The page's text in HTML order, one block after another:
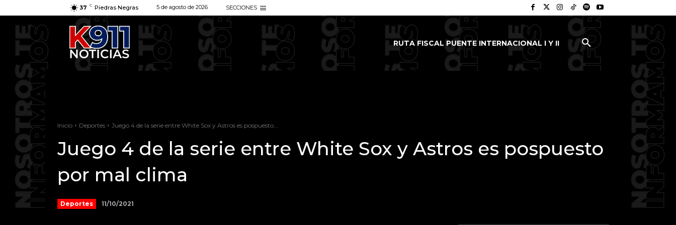
37 C Piedras Negras 5 de agosto de 2026 SECCIONES
RUTA FISCAL PUENTE INTERNACIONAL I Y II
Inicio Deportes Juego 4 de la serie entre White Sox y Astros es pospuesto...
Juego 4 de la serie entre White Sox y Astros es pospuesto
por mal clima
Deportes 11/10/2021